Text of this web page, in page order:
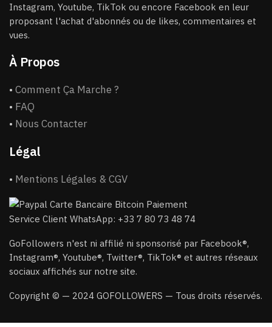
Instagram, Youtube, TikTok ou encore Facebook en leur
proposant l'achat d'abonnés ou de likes, commentaires et
vues.
À Propos
• Comment Ça Marche ?
• FAQ
• Nous Contacter
Légal
• Mentions Légales & CGV
Service Client WhatsApp: +33 7 80 73 48 74
GoFollowers n'est ni affilié ni sponsorisé par Facebook®,
Instagram®, Youtube®, Twitter®, TikTok® et autres réseaux
sociaux affichés sur notre site.
Copyright © — 2024 GOFOLLOWERS — Tous droits réservés.